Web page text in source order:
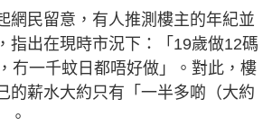
網民留意，有人推測樓主的年紀並
指出在現時市況下：「19歲做12碼
冇一千蚊日都唔好做」。對此，樓
的薪水大約只有「一半多啲（大約
。